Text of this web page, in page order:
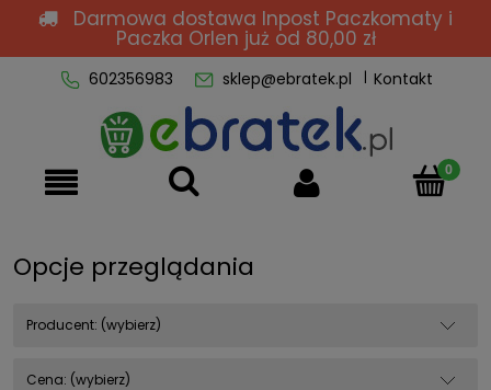
Darmowa dostawa Inpost Paczkomaty i
Paczka Orlen już od 80,00 zł
602356983 sklep@ebratek.pl Kontakt
Opcje przeglądania
Producent: (wybierz)
Cena: (wybierz)